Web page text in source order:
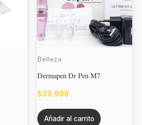
Belleza
Dermapen Dr Pen M7
$39.990
Añadir al carrito